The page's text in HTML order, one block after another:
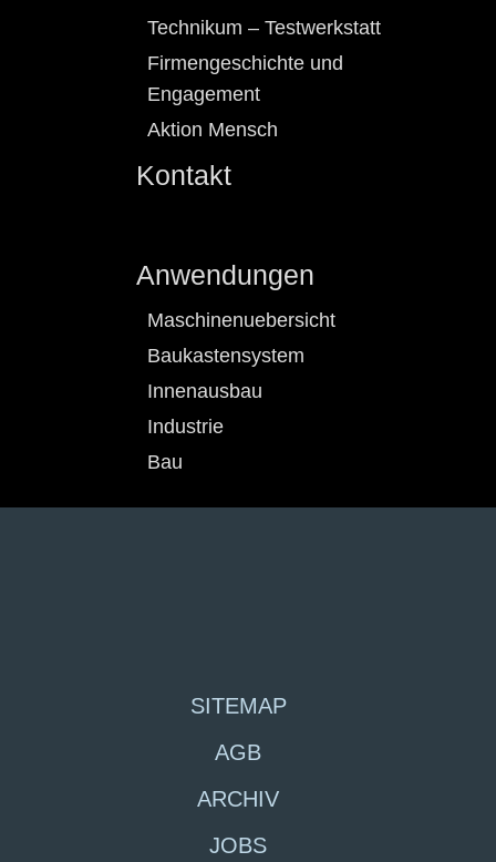
Technikum – Testwerkstatt
Firmengeschichte und
Engagement
Aktion Mensch
Kontakt
Anwendungen
Maschinenuebersicht
Baukastensystem
Innenausbau
Industrie
Bau
SITEMAP
AGB
ARCHIV
JOBS